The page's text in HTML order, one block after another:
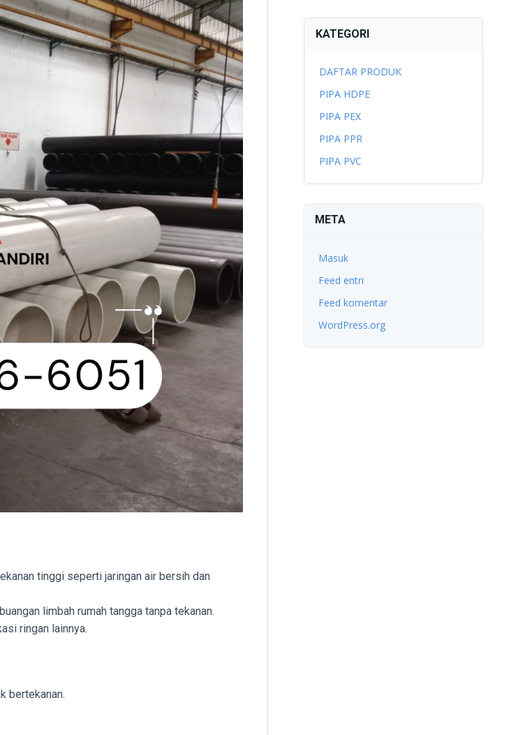
tinggi seperti jaringan air bersih dan
limbah rumah tangga tanpa tekanan.
ringan lainnya.
bertekanan.
KATEGORI
DAFTAR PRODUK
PIPA HDPE
PIPA PEX
PIPA PPR
PIPA PVC
META
Masuk
Feed entri
Feed komentar
WordPress.org